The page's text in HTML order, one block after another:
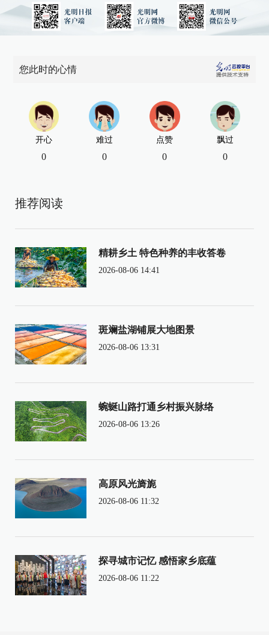
您此时的心情
开心
0
难过
0
点赞
0
飘过
0
推荐阅读
精耕乡土 特色种养的丰收答卷
2026-08-06 14:41
斑斓盐湖铺展大地图景
2026-08-06 13:31
蜿蜒山路打通乡村振兴脉络
2026-08-06 13:26
高原风光旖旎
2026-08-06 11:32
探寻城市记忆 感悟家乡底蕴
2026-08-06 11:22